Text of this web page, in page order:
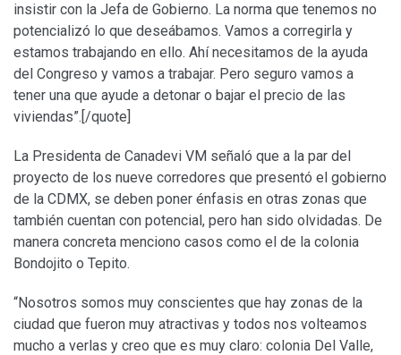
insistir con la Jefa de Gobierno. La norma que tenemos no
potencializó lo que deseábamos. Vamos a corregirla y
estamos trabajando en ello. Ahí necesitamos de la ayuda
del Congreso y vamos a trabajar. Pero seguro vamos a
tener una que ayude a detonar o bajar el precio de las
viviendas”.[/quote]
La Presidenta de Canadevi VM señaló que a la par del
proyecto de los nueve corredores que presentó el gobierno
de la CDMX, se deben poner énfasis en otras zonas que
también cuentan con potencial, pero han sido olvidadas. De
manera concreta menciono casos como el de la colonia
Bondojito o Tepito.
“Nosotros somos muy conscientes que hay zonas de la
ciudad que fueron muy atractivas y todos nos volteamos
mucho a verlas y creo que es muy claro: colonia Del Valle,